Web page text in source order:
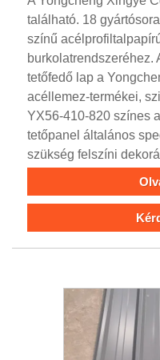
található. 18
színű
burkolatrendszeréhez.
tetőfedő lap a
acéllemez-termékei,
YX56-410-820 színes
tetőpanel általános
szükség felszíni